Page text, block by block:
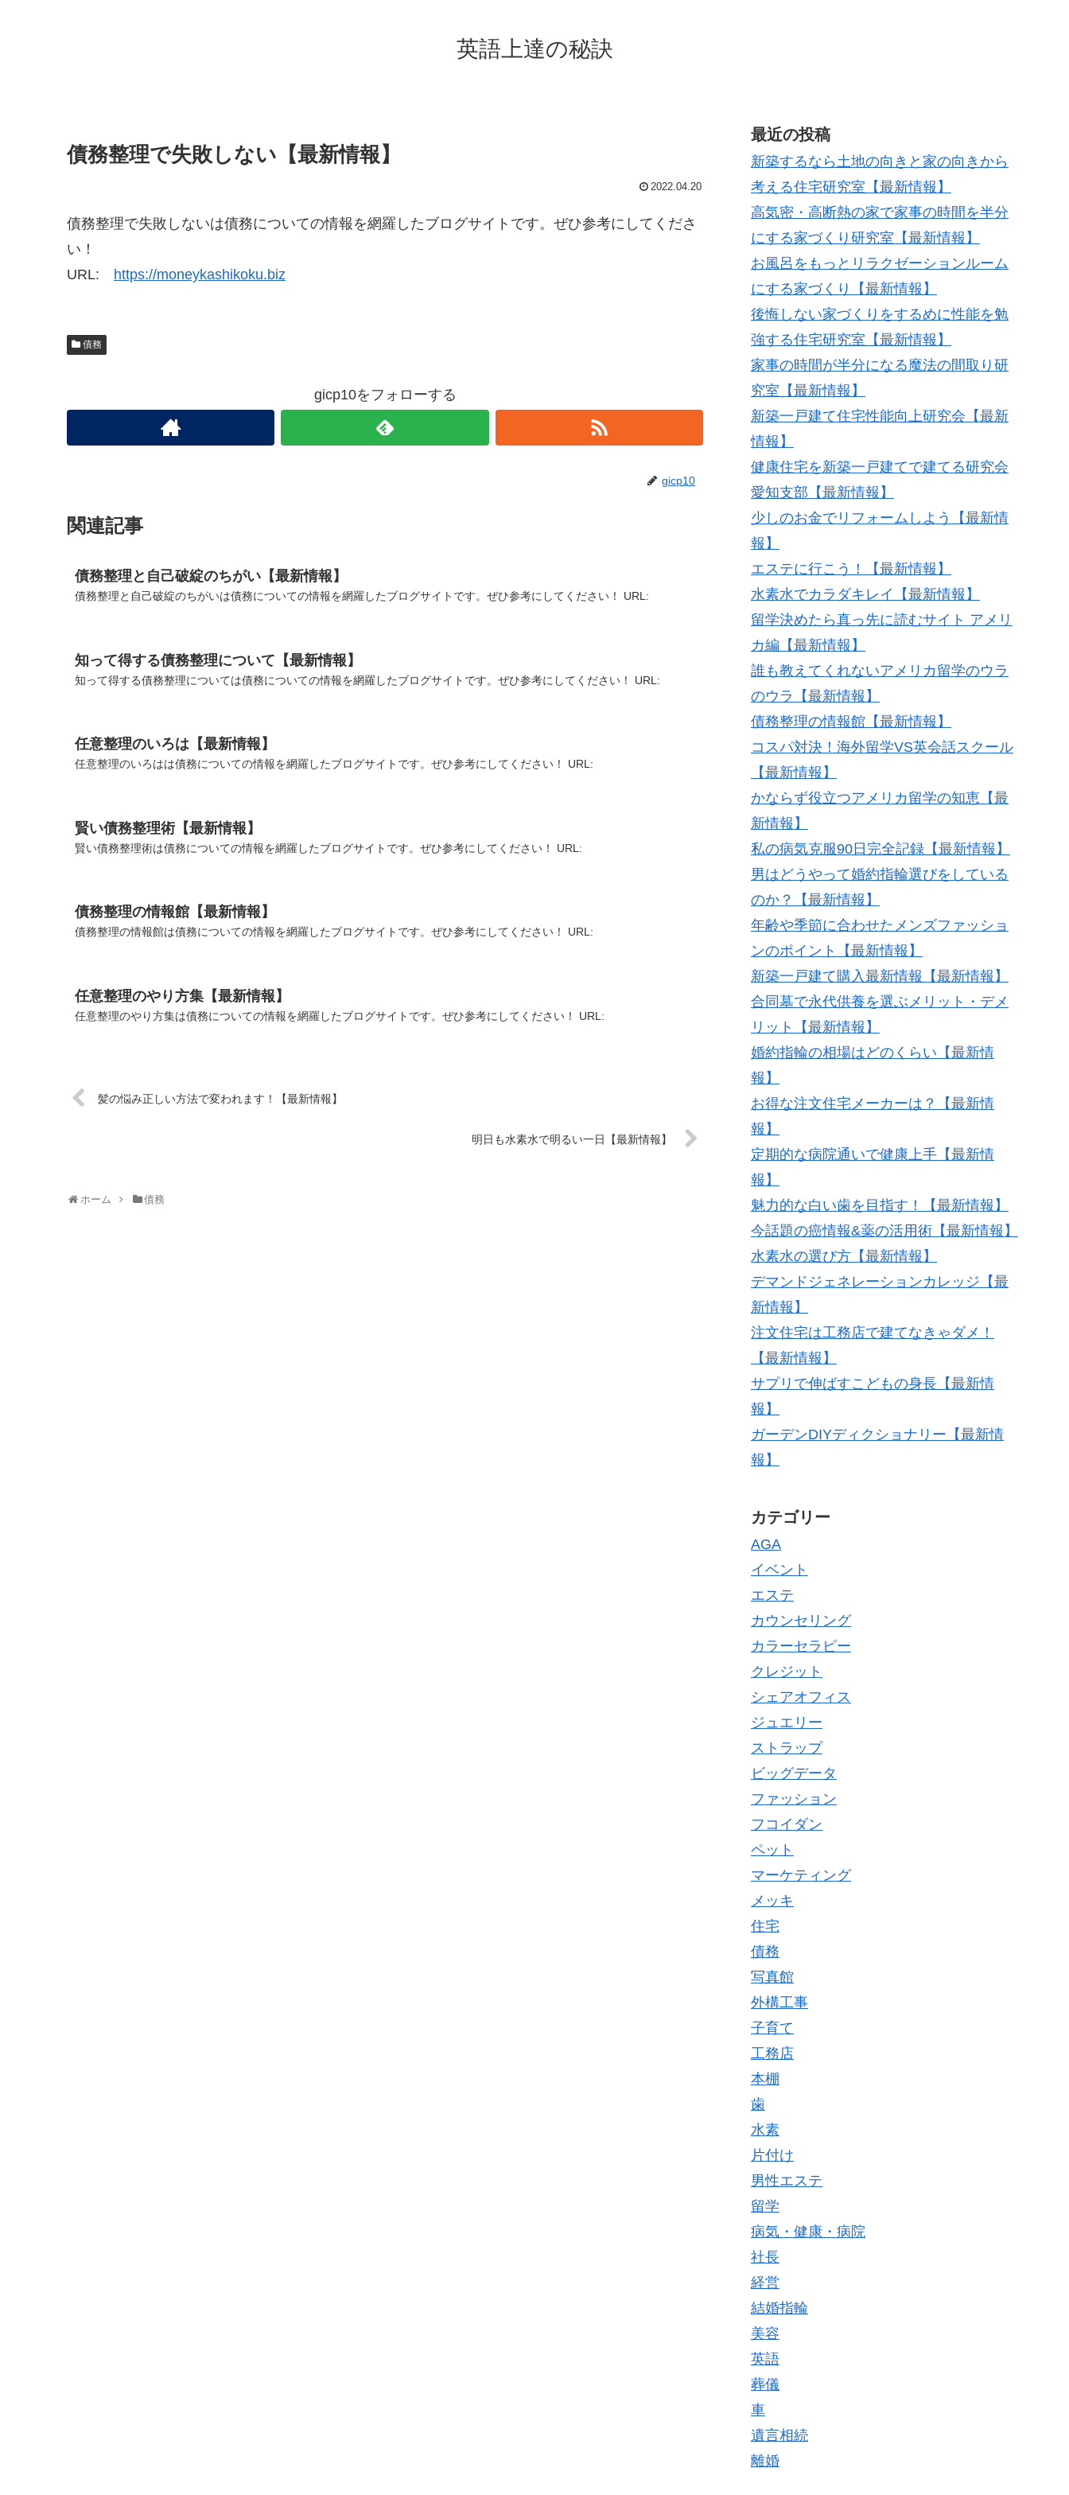
英語上達の秘訣
債務整理で失敗しない【最新情報】
2022.04.20
債務整理で失敗しないは債務についての情報を網羅したブログサイトです。ぜひ参考にしてくださ
い！
URL: https://moneykashikoku.biz
債務
gicp10をフォローする
gicp10
関連記事
債務整理と自己破綻のちがい【最新情報】
債務整理と自己破綻のちがいは債務についての情報を網羅したブログサイトです。ぜひ参考にしてください！ URL:
知って得する債務整理について【最新情報】
知って得する債務整理については債務についての情報を網羅したブログサイトです。ぜひ参考にしてください！ URL:
任意整理のいろは【最新情報】
任意整理のいろはは債務についての情報を網羅したブログサイトです。ぜひ参考にしてください！ URL:
賢い債務整理術【最新情報】
賢い債務整理術は債務についての情報を網羅したブログサイトです。ぜひ参考にしてください！ URL:
債務整理の情報館【最新情報】
債務整理の情報館は債務についての情報を網羅したブログサイトです。ぜひ参考にしてください！ URL:
任意整理のやり方集【最新情報】
任意整理のやり方集は債務についての情報を網羅したブログサイトです。ぜひ参考にしてください！ URL:
髪の悩み正しい方法で変われます！【最新情報】
明日も水素水で明るい一日【最新情報】
ホーム 債務
最近の投稿
新築するなら土地の向きと家の向きから
考える住宅研究室【最新情報】
高気密・高断熱の家で家事の時間を半分
にする家づくり研究室【最新情報】
お風呂をもっとリラクゼーションルーム
にする家づくり【最新情報】
後悔しない家づくりをするめに性能を勉
強する住宅研究室【最新情報】
家事の時間が半分になる魔法の間取り研
究室【最新情報】
新築一戸建て住宅性能向上研究会【最新
情報】
健康住宅を新築一戸建てで建てる研究会
愛知支部【最新情報】
少しのお金でリフォームしよう【最新情
報】
エステに行こう！【最新情報】
水素水でカラダキレイ【最新情報】
留学決めたら真っ先に読むサイト アメリ
カ編【最新情報】
誰も教えてくれないアメリカ留学のウラ
のウラ【最新情報】
債務整理の情報館【最新情報】
コスパ対決！海外留学VS英会話スクール
【最新情報】
かならず役立つアメリカ留学の知恵【最
新情報】
私の病気克服90日完全記録【最新情報】
男はどうやって婚約指輪選びをしている
のか？【最新情報】
年齢や季節に合わせたメンズファッショ
ンのポイント【最新情報】
新築一戸建て購入最新情報【最新情報】
合同墓で永代供養を選ぶメリット・デメ
リット【最新情報】
婚約指輪の相場はどのくらい【最新情
報】
お得な注文住宅メーカーは？【最新情
報】
定期的な病院通いで健康上手【最新情
報】
魅力的な白い歯を目指す！【最新情報】
今話題の癌情報&薬の活用術【最新情報】
水素水の選び方【最新情報】
デマンドジェネレーションカレッジ【最
新情報】
注文住宅は工務店で建てなきゃダメ！
【最新情報】
サプリで伸ばすこどもの身長【最新情
報】
ガーデンDIYディクショナリー【最新情
報】
カテゴリー
AGA
イベント
エステ
カウンセリング
カラーセラピー
クレジット
シェアオフィス
ジュエリー
ストラップ
ビッグデータ
ファッション
フコイダン
ペット
マーケティング
メッキ
住宅
債務
写真館
外構工事
子育て
工務店
本棚
歯
水素
片付け
男性エステ
留学
病気・健康・病院
社長
経営
結婚指輪
美容
英語
葬儀
車
遺言相続
離婚